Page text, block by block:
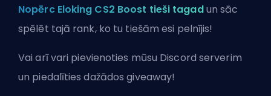
Nopērc Eloking CS2 Boost tieši tagadun sāc
spēlēt tajā rank, ko tu tiešām esi pelnījis!
Vai arī vari pievienoties mūsu Discord serverim
un piedalīties dažādos giveaway!